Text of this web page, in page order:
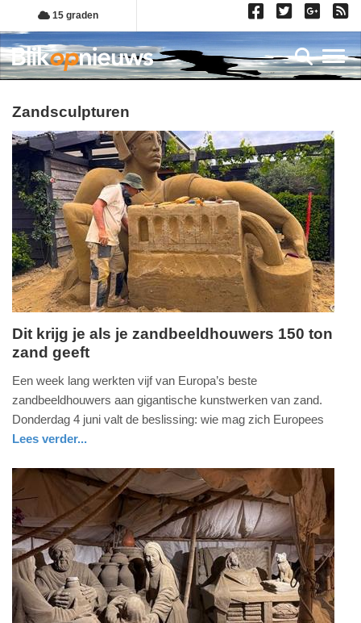
Overslaan
en
naar
de
gaan
15 graden
zandsculpturen
dinsdag,
Update:
02-
06-
2026
22:38
Dit krijg je als je zandbeeldhouwers 150 ton
zand geeft
Een week lang werkten vijf van Europa’s beste
zandbeeldhouwers aan gigantische kunstwerken van zand.
Donderdag 4 juni valt de beslissing: wie mag zich Europees
Lees verder...